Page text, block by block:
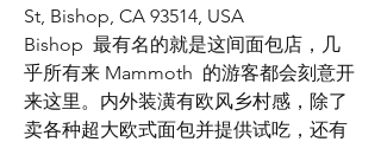
St, Bishop, CA 93514, USA
Bishop  最有名的就是这间面包店，几
乎所有来 Mammoth  的游客都会刻意开
来这里。内外装潢有欧风乡村感，除了
卖各种超大欧式面包并提供试吃，还有